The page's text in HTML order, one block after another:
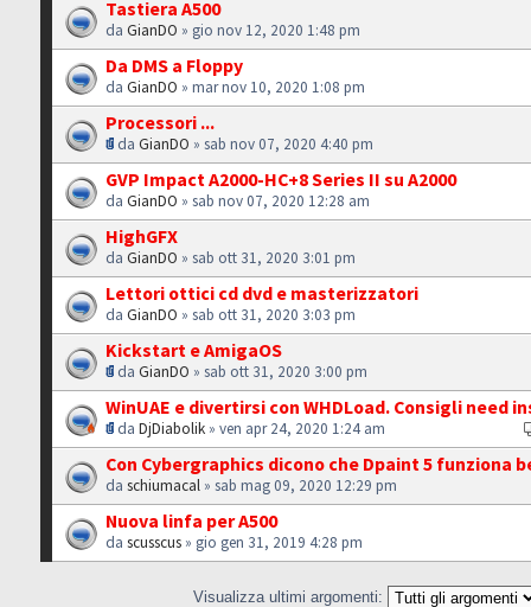
Tastiera A500
daGianDO » gio nov 12, 2020 1:48 pm
Da DMS a Floppy
daGianDO » mar nov 10, 2020 1:08 pm
Processori ...
daGianDO » sab nov 07, 2020 4:40 pm
GVP Impact A2000-HC+8 Series II su A2000
daGianDO » sab nov 07, 2020 12:28 am
HighGFX
daGianDO » sab ott 31, 2020 3:01 pm
Lettori ottici cd dvd e masterizzatori
daGianDO » sab ott 31, 2020 3:03 pm
Kickstart e AmigaOS
daGianDO » sab ott 31, 2020 3:00 pm
WinUAE e divertirsi con WHDLoad. Consigli need
daDjDiabolik » ven apr 24, 2020 1:24 am
Con Cybergraphics dicono che Dpaint 5 funziona
daschiumacal » sab mag 09, 2020 12:29 pm
Nuova linfa per A500
dascusscus » gio gen 31, 2019 4:28 pm
Visualizza ultimi argomenti: